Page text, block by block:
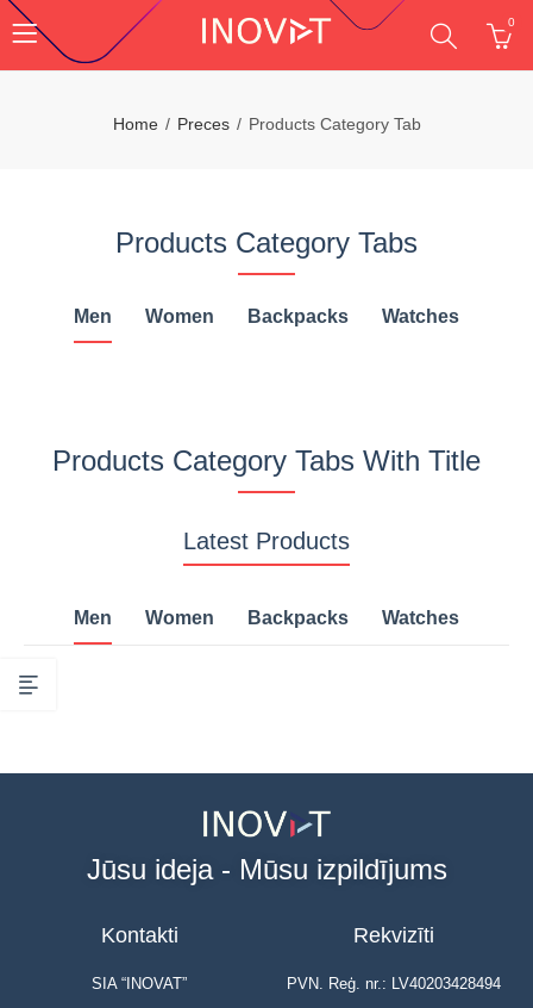
0
Home Preces Products Category Tab
Products Category Tabs
Men Women Backpacks Watches
Products Category Tabs With Title
Latest Products
Men Women Backpacks Watches
Jūsu ideja - Mūsu izpildījums
Kontakti
SIA “INOVAT”
Rekvizīti
PVN. Reģ. nr.: LV40203428494